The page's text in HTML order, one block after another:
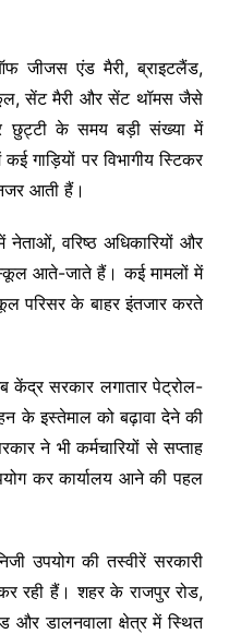
जीजस एंड मैरी, ब्राइटलैंड,
सेंट मैरी और सेंट थॉमस जैसे
छुट्टी के समय बड़ी संख्या में
गाड़ियों पर विभागीय स्टिकर
आती हैं।
नेताओं, वरिष्ठ अधिकारियों और
स्कूल आते-जाते हैं। कई मामलों में
परिसर के बाहर इंतजार करते
सरकार लगातार पेट्रोल-
के इस्तेमाल को बढ़ावा देने की
ने भी कर्मचारियों से सप्ताह
कर कार्यालय आने की पहल
उपयोग की तस्वीरें सरकारी
रही हैं। शहर के राजपुर रोड,
और डालनवाला क्षेत्र में स्थित